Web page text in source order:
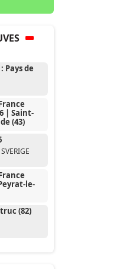
Pays de
| Saint-
(43)
le-
(82)